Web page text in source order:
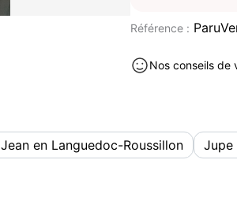
Référence :
Nos conseils de
Jean en Languedoc-Roussillon Jupe